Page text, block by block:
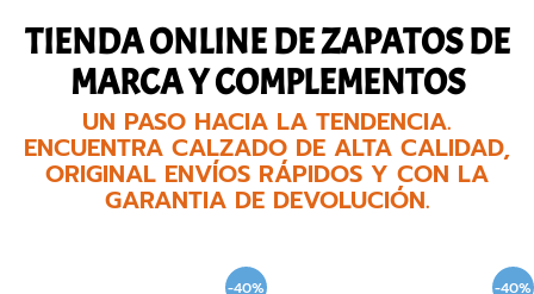
TIENDA ONLINE DE ZAPATOS DE
MARCA Y COMPLEMENTOS
UN PASO HACIA LA TENDENCIA.
ENCUENTRA CALZADO DE ALTA CALIDAD,
ORIGINAL ENVÍOS RÁPIDOS Y CON LA
GARANTIA DE DEVOLUCIÓN.
-40% -40%